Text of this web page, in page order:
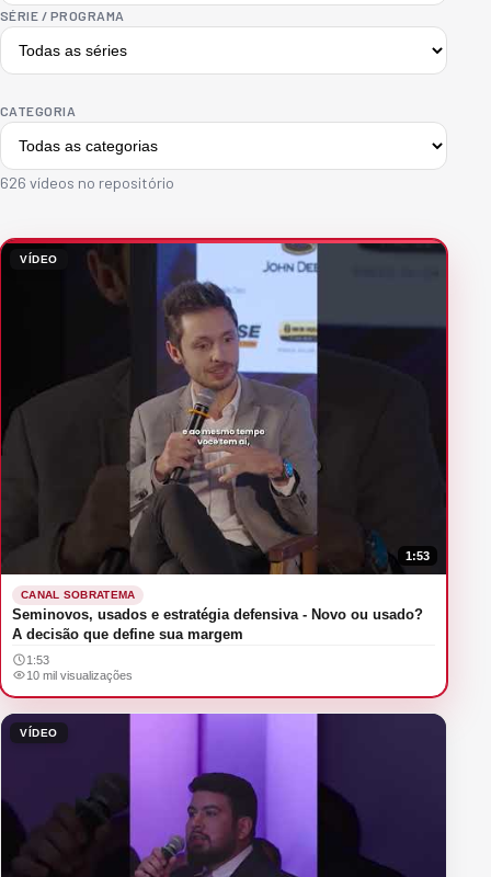
SÉRIE / PROGRAMA
CATEGORIA
626 vídeos no repositório
VÍDEO
1:53
CANAL SOBRATEMA
Seminovos, usados e estratégia defensiva - Novo ou usado?
A decisão que define sua margem
1:53
10 mil visualizações
VÍDEO